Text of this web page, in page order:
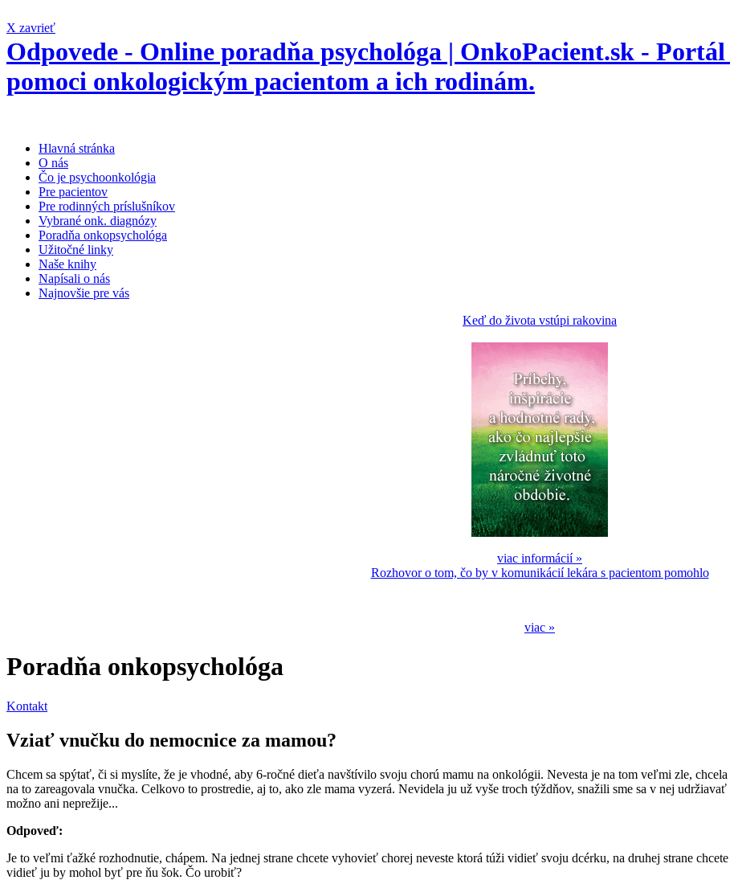
X zavrieť
Odpovede - Online poradňa psychológa | OnkoPacient.sk -
pomoci onkologickým pacientom a ich rodinám.
Hlavná stránka
O nás
Čo je psychoonkológia
Pre pacientov
Pre rodinných príslušníkov
Vybrané onk. diagnózy
Poradňa onkopsychológa
Užitočné linky
Naše knihy
Napísali o nás
Najnovšie pre vás
Keď do života vstúpi rakovina
viac informácií »
Rozhovor o tom, čo by v komunikácií lekára s pacientom pomohlo
viac »
Poradňa onkopsychológa
Kontakt
Vziať vnučku do nemocnice za mamou?
Chcem sa spýtať, či si myslíte, že je vhodné, aby 6-ročné dieťa navštívilo svoju chorú mamu na onkológii. Nevesta je na tom veľmi zle,
na to zareagovala vnučka. Celkovo to prostredie, aj to, ako zle mama vyzerá. Nevidela ju už vyše troch týždňov, snažili sme sa v nej
možno ani neprežije...
Odpoveď:
Je to veľmi ťažké rozhodnutie, chápem. Na jednej strane chcete vyhovieť chorej neveste ktorá túži vidieť svoju dcérku, na druhej strane
vidieť ju by mohol byť pre ňu šok. Čo urobiť?